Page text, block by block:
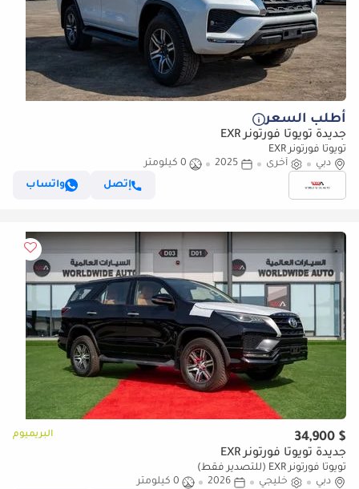
أطلب السعر
جديدة تويوتا فورتونر EXR
تويوتا فورتونر EXR
دبي
أخرى 2025
0 كيلومتر
إتصل
واتساب
$ 34,900 البريميوم
جديدة تويوتا فورتونر EXR
تويوتا فورتونر EXR (للتصدير فقط)
دبي
خليجي 2026
0 كيلومتر